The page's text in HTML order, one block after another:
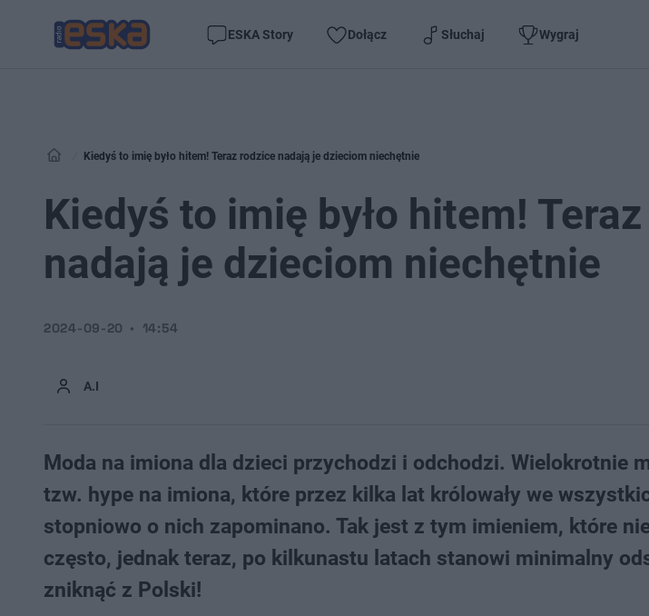
ESKA Story Dołącz Słuchaj Wygraj
Kiedyś to imię było hitem! Teraz rodzice nadają je dzieciom niechętnie
Kiedyś to imię było hitem!
nadają je dzieciom niechętnie
A.I
2024-09-20 14:54
Moda na imiona dla dzieci przychodzi i odchodzi. Wielokrotnie
tzw. hype na imiona, które przez kilka lat królowały we
stopniowo o nich zapominano. Tak jest z tym imieniem, które
często, jednak teraz, po kilkunastu latach stanowi minimalny
zniknąć z Polski!